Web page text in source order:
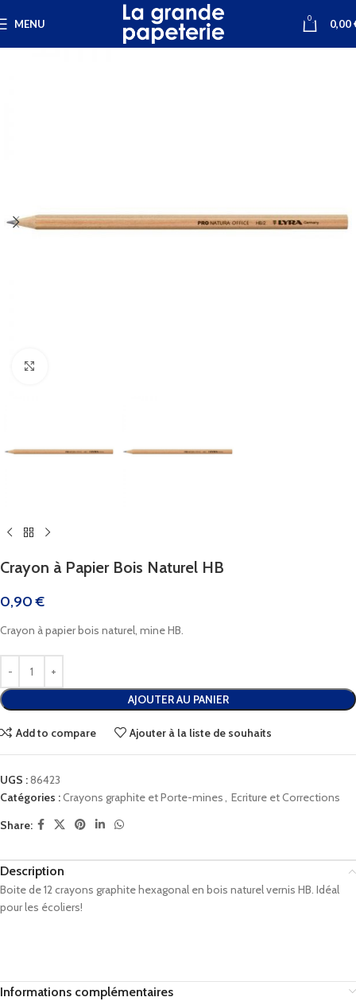
MENU 0 0,00
Crayon à Papier Bois Naturel HB
0,90€
Crayon à papier bois naturel, mine HB.
AJOUTER AU PANIER
Add to compare Ajouter à la liste de souhaits
UGS :86423
Catégories :Crayons graphite et Porte-mines, Ecriture et Corrections
Share:
Description
Boite de 12 crayons graphite hexagonal en bois naturel vernis HB. Idéal
pour les écoliers!
Informations complémentaires